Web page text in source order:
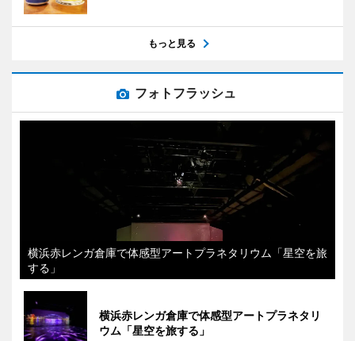
もっと見る
フォトフラッシュ
横浜赤レンガ倉庫で体感型アートプラネタリウム「星空を旅
する」
横浜赤レンガ倉庫で体感型アートプラネタリ
ウム「星空を旅する」